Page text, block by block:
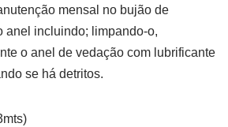
mensal no bujão de
anel incluindo; limpando-o,
o anel de vedação com lubrificante
se há detritos.